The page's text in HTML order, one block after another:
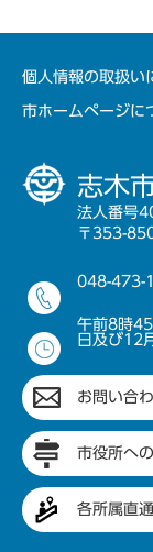
個人情報の取扱い
市ホームページに
志木
法人番号
〒353-
048-473-
午前8時
日及び12
お問い合
市役所へ
各所属直